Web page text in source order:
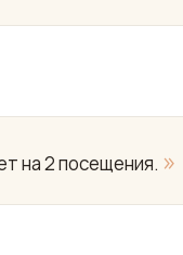
на 2 посещения. »